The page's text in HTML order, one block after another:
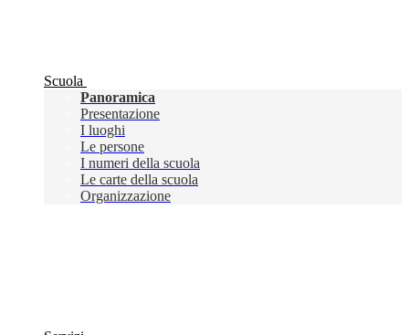
Scuola
Panoramica
Presentazione
I luoghi
Le persone
I numeri della scuola
Le carte della scuola
Organizzazione